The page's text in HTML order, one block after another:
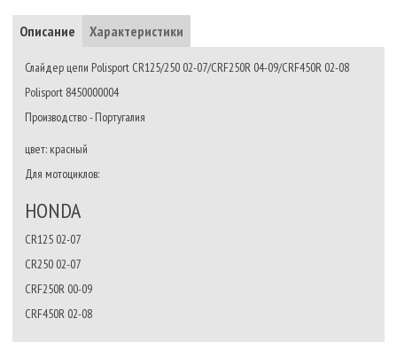
Описание Характеристики
Слайдер цепи Polisport CR125/250 02-07/CRF250R 04-09/CRF450R 02-08
Polisport 8450000004
Производство - Португалия
цвет: красный
Для мотоциклов:
HONDA
CR125 02-07
CR250 02-07
CRF250R 00-09
CRF450R 02-08